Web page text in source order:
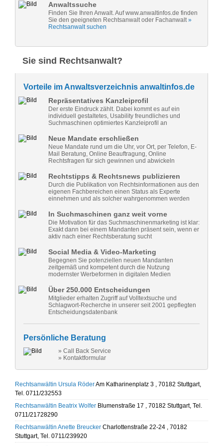
Anwaltssuche
Finden Sie Ihren Anwalt. Auf www.anwaltinfos.de finden
Sie den geeigneten Rechtsanwalt oder Fachanwalt»
Rechtsanwalt suchen
Sie sind Rechtsanwalt?
Vorteile im Anwaltsverzeichnis anwaltinfos.de
Repräsentatives Kanzleiprofil
Der erste Eindruck zählt. Dabei kommt es auf ein
individuell gestaltetes, Usability freundliches und
Suchmaschinen optimiertes Kanzleiprofil an
Neue Mandate erschließen
Neue Mandate rund um die Uhr, vor Ort, per Telefon, E-
Mail Beratung, Online Beauftragung, Online
Rechtsfragen für sich gewinnen und abwickeln
Rechtstipps & Rechtsnews publizieren
Durch die Publikation von Rechtsinformationen aus den
eigenen Fachbereichen einen Status als Experte
einnehmen und als solcher wahrgenommen werden
In Suchmaschinen ganz weit vorne
Die Motivation für das Suchmaschinenmarketing ist klar:
Exakt dann bei einem Mandanten präsent sein, wenn er
aktiv nach einer Rechtsberatung sucht
Social Media & Video-Marketing
Begegnen Sie potenziellen neuen Mandanten
zeitgemäß und kompetent durch die Nutzung
modernster Werbeformen in digitalen Medien
Über 250.000 Entscheidungen
Mitglieder erhalten Zugriff auf Volltextsuche und
Schlagwort-Recherche in unserer seit 2001 gepflegten
Entscheidungsdatenbank
Persönliche Beratung
» Call Back Service
» Kontaktformular
Rechtsanwältin Ursula RöderAm Katharinenplatz 3 , 70182 Stuttgart,
Tel. 0711/232553
Rechtsanwältin Beatrix Wolfer Blumenstraße 17 , 70182 Stuttgart, Tel.
0711/21728290
Rechtsanwältin Anette Breucker Charlottenstraße 22-24 , 70182
Stuttgart, Tel. 0711/239920